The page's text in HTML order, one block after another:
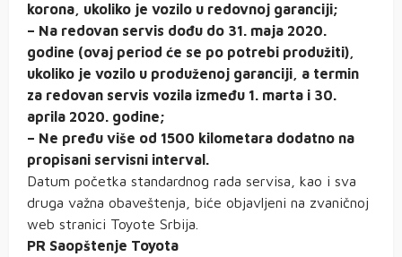
korona, ukoliko je vozilo u redovnoj garanciji;
– Na redovan servis dođu do 31. maja 2020.
godine (ovaj period će se po potrebi produžiti),
ukoliko je vozilo u produženoj garanciji, a termin
za redovan servis vozila između 1. marta i 30.
aprila 2020. godine;
– Ne pređu više od 1500 kilometara dodatno na
propisani servisni interval.
Datum početka standardnog rada servisa, kao i sva
druga važna obaveštenja, biće objavljeni na zvaničnoj
web stranici Toyote Srbija.
PR Saopštenje Toyota